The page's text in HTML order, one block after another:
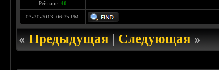
Рейтинг: 40
03-20-2013, 06:25 PM
«Предыдущая|Следующая»